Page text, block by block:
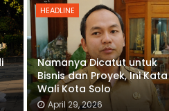
HEADLINE
Namanya Dicatut untuk
Bisnis dan Proyek, Ini Kata
Wali Kota Solo
April 29, 2026